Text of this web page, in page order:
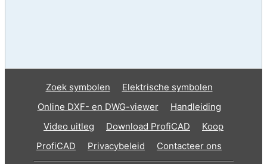
Zoek symbolen
Elektrische symbolen
Online DXF- en DWG-viewer
Handleiding
Video uitleg
Download ProfiCAD
Koop
ProfiCAD
Privacybeleid Contacteer ons